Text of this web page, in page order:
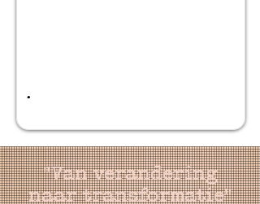
.
"Van verandering
naar transformatie"